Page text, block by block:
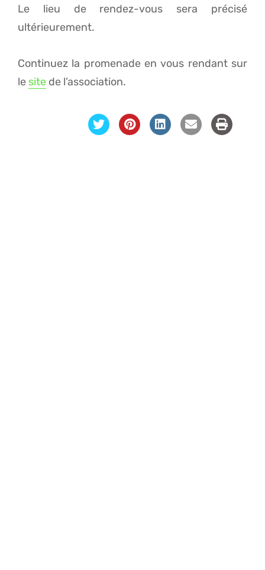
Le lieu de rendez-vous sera précisé
ultérieurement.
Continuez la promenade en vous rendant sur
le site de l’association.